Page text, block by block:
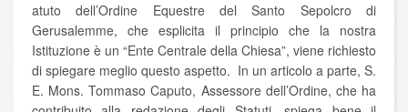
atuto dell’Ordine Equestre del Santo Sepolcro di
Gerusalemme, che esplicita il principio che la nostra
Istituzione è un “Ente Centrale della Chiesa”, viene richiesto
di spiegare meglio questo aspetto. In un articolo a parte, S.
E. Mons. Tommaso Caputo, Assessore dell’Ordine, che ha